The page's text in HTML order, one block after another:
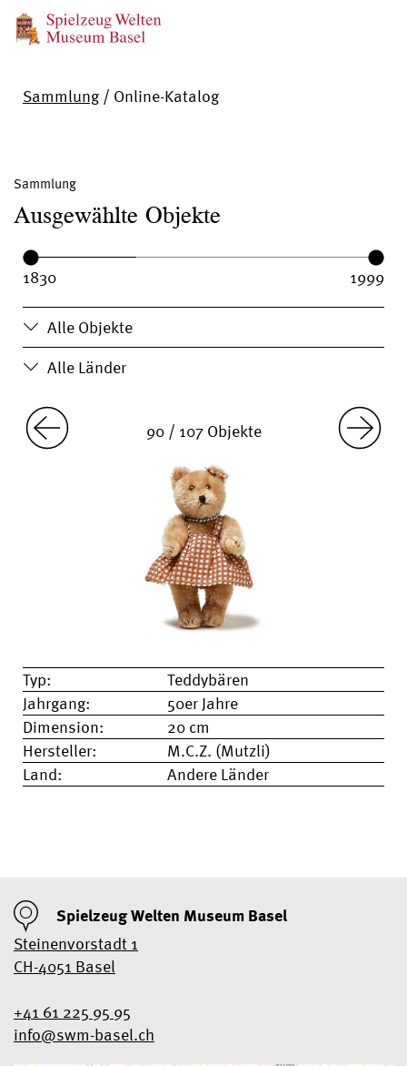
Sammlung / Online-Katalog
Sammlung
Ausgewählte Objekte
Alle Objekte
Alle Länder
Year range:
Year from:
Year until:
Typ:
Teddybären
Jahrgang:
50er Jahre
Dimension:
20 cm
Hersteller:
M.C.Z. (Mutzli)
Land:
Andere Länder
90 / 107 Objekte
Spielzeug Welten Museum Basel
Steinenvorstadt 1
CH-4051 Basel
+41 61 225 95 95
info@swm-basel.ch